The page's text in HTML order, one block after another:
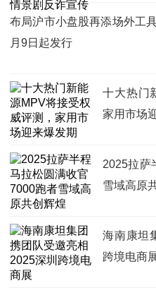
布局沪市小盘股再添场外工
月9日起发行
十大热门
家用市场
2025拉萨
雪域高原
海南康坦
跨境电商